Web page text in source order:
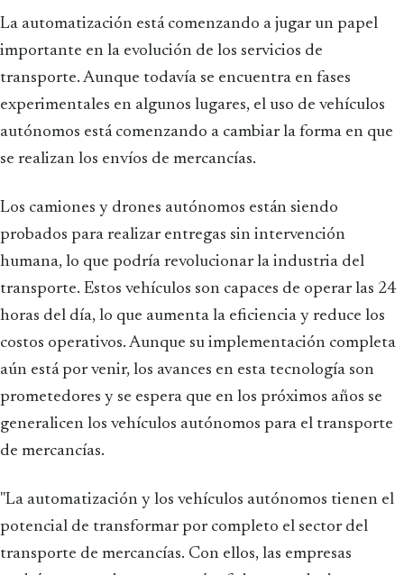
La automatización está comenzando a jugar un papel
importante en la evolución de los servicios de
transporte. Aunque todavía se encuentra en fases
experimentales en algunos lugares, el uso de vehículos
autónomos está comenzando a cambiar la forma en que
se realizan los envíos de mercancías.
Los camiones y drones autónomos están siendo
probados para realizar entregas sin intervención
humana, lo que podría revolucionar la industria del
transporte. Estos vehículos son capaces de operar las 24
horas del día, lo que aumenta la eficiencia y reduce los
costos operativos. Aunque su implementación completa
aún está por venir, los avances en esta tecnología son
prometedores y se espera que en los próximos años se
generalicen los vehículos autónomos para el transporte
de mercancías.
"La automatización y los vehículos autónomos tienen el
potencial de transformar por completo el sector del
transporte de mercancías. Con ellos, las empresas